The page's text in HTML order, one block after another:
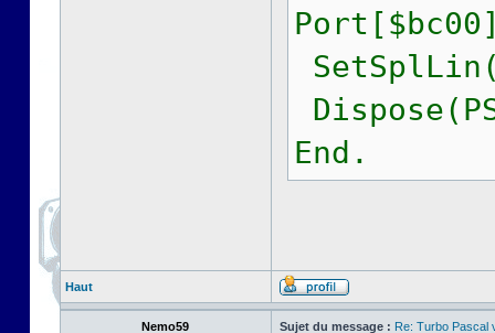
End.
Haut
Nemo59 Sujet du message : Re: Turbo Pascal